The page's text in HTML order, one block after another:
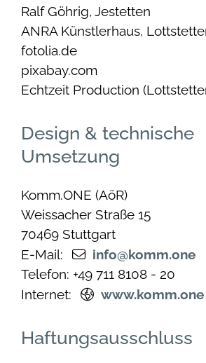
Ralf Göhrig, Jestetten
ANRA Künstlerhaus,
fotolia.de
pixabay.com
Echtzeit Production
Design & technische
Umsetzung
Komm.ONE (AöR)
Weissacher Straße 15
70469 Stuttgart
E-Mail:
info@komm.one
Telefon: +49 711 8108 - 20
Internet:
www.komm.one
Haftungsausschluss